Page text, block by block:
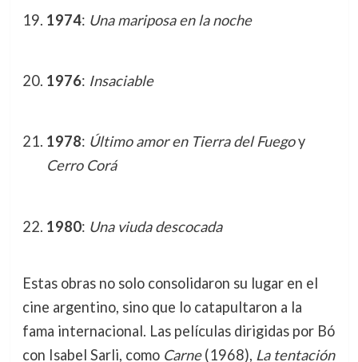
1974: Una mariposa en la noche
1976: Insaciable
1978: Último amor en Tierra del Fuegoy
Cerro Corá
1980: Una viuda descocada
Estas obras no solo consolidaron su lugar en el
cine argentino, sino que lo catapultaron a la
fama internacional. Las películas dirigidas por Bó
con Isabel Sarli, como Carne(1968), La tentación